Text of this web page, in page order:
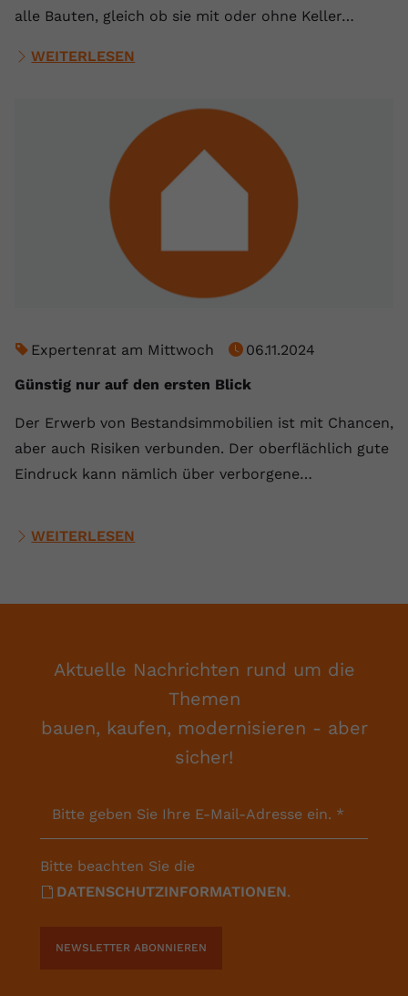
alle Bauten, gleich ob sie mit oder ohne Keller…
WEITERLESEN
Expertenrat am Mittwoch
06.11.2024
Günstig nur auf den ersten Blick
Der Erwerb von Bestandsimmobilien ist mit Chancen,
aber auch Risiken verbunden. Der oberflächlich gute
Eindruck kann nämlich über verborgene…
WEITERLESEN
Aktuelle Nachrichten rund um die
Themen
bauen, kaufen, modernisieren - aber
sicher!
Bitte geben Sie Ihre E-Mail-Adresse ein. *
Bitte beachten Sie die
DATENSCHUTZINFORMATIONEN.
NEWSLETTER ABONNIEREN